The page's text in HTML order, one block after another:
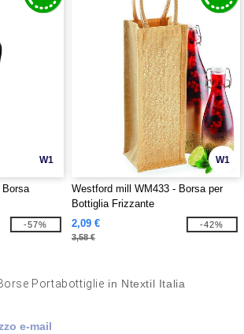
W1
-57%
W1
Westford mill WM433 - Borsa per
Bottiglia Frizzante
2,09 €
3,58 €
-42%
Portabottiglie in Ntextil Italia